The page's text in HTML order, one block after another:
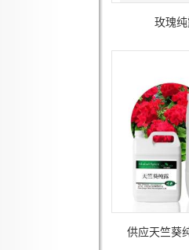
玫瑰
供应天竺葵